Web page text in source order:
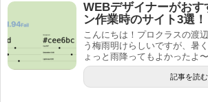
WEBデザイナーがおす
ン作業時のサイト3選！
こんにちは！プロクラスの渡
う梅雨明けらしいですが、暑
ょっと雨降ってもよかったよ
記事を読む